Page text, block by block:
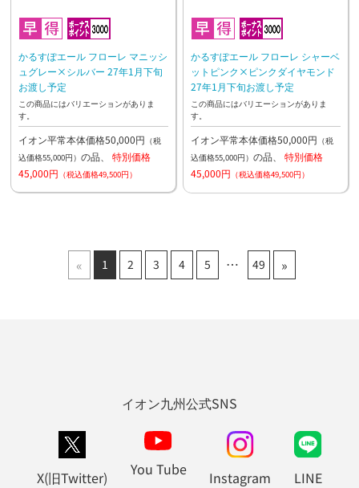
かるすぽエール フローレ マニッシ
ュグレー×シルバー 27年1月下旬
お渡し予定
この商品にはバリエーションがありま
す。
イオン平常本体価格50,000円 （税
込価格55,000円） の品、 特別価格
45,000円 （税込価格49,500円）
かるすぽエール フローレ シャーベ
ットピンク×ピンクダイヤモンド
27年1月下旬お渡し予定
この商品にはバリエーションがありま
す。
イオン平常本体価格50,000円 （税
込価格55,000円） の品、 特別価格
45,000円 （税込価格49,500円）
« 1 2 3 4 5 49 »
イオン九州公式SNS
X(旧Twitter) You Tube Instagram LINE